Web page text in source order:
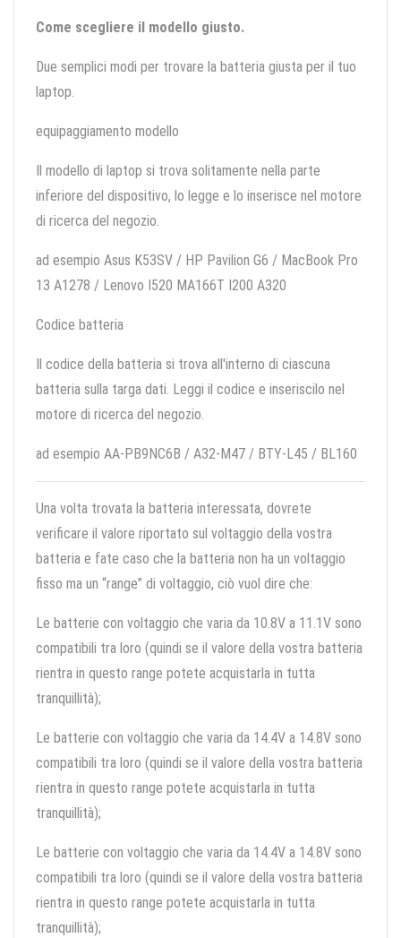
Come scegliere il modello giusto.
Due semplici modi per trovare la batteria giusta per il tuo
laptop.
equipaggiamento modello
Il modello di laptop si trova solitamente nella parte
inferiore del dispositivo, lo legge e lo inserisce nel motore
di ricerca del negozio.
ad esempio Asus K53SV / HP Pavilion G6 / MacBook Pro
13 A1278 / Lenovo I520 MA166T I200 A320
Codice batteria
Il codice della batteria si trova all'interno di ciascuna
batteria sulla targa dati. Leggi il codice e inseriscilo nel
motore di ricerca del negozio.
ad esempio AA-PB9NC6B / A32-M47 / BTY-L45 / BL160
Una volta trovata la batteria interessata, dovrete
verificare il valore riportato sul voltaggio della vostra
batteria e fate caso che la batteria non ha un voltaggio
fisso ma un “range” di voltaggio, ciò vuol dire che:
Le batterie con voltaggio che varia da 10.8V a 11.1V sono
compatibili tra loro (quindi se il valore della vostra batteria
rientra in questo range potete acquistarla in tutta
tranquillità);
Le batterie con voltaggio che varia da 14.4V a 14.8V sono
compatibili tra loro (quindi se il valore della vostra batteria
rientra in questo range potete acquistarla in tutta
tranquillità);
Le batterie con voltaggio che varia da 14.4V a 14.8V sono
compatibili tra loro (quindi se il valore della vostra batteria
rientra in questo range potete acquistarla in tutta
tranquillità);